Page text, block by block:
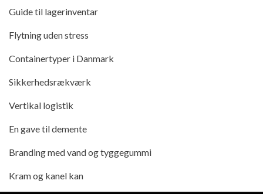
Guide til lagerinventar
Flytning uden stress
Containertyper i Danmark
Sikkerhedsrækværk
Vertikal logistik
En gave til demente
Branding med vand og tyggegummi
Kram og kanel kan